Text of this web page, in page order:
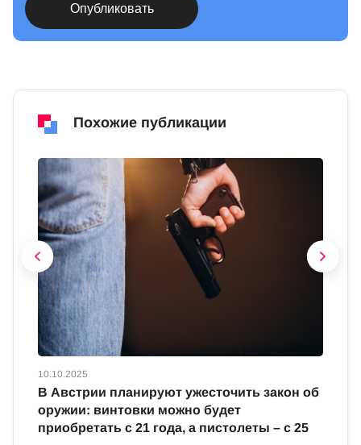
Похожие публикации
10.10.2025
В Австрии планируют ужесточить закон об
оружии: винтовки можно будет
приобретать с 21 года, а пистолеты – с 25